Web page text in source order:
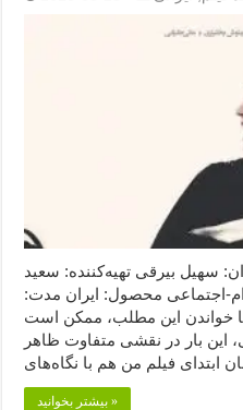
سهیل بیرقی تهیه‌کننده: سعید
اجتماعی محصول: ایران مدت:
با خواندن این مطلب، ممکن است
این بار در نقشی متفاوت ظاهر
بیشتر بخوانید »